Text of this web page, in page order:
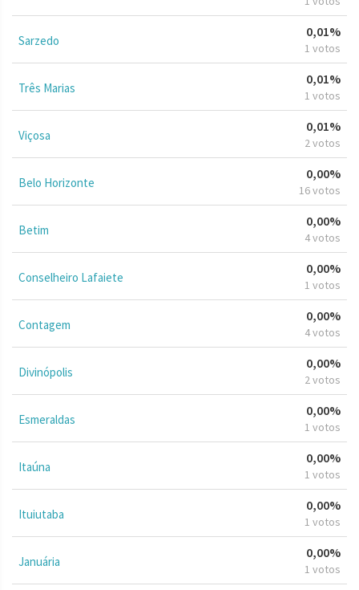
Sarzedo
0,01%
1 votos
Três Marias
0,01%
1 votos
Viçosa
0,01%
2 votos
Belo Horizonte
0,00%
16 votos
Betim
0,00%
4 votos
Conselheiro Lafaiete
0,00%
1 votos
Contagem
0,00%
4 votos
Divinópolis
0,00%
2 votos
Esmeraldas
0,00%
1 votos
Itaúna
0,00%
1 votos
Ituiutaba
0,00%
1 votos
Januária
0,00%
1 votos